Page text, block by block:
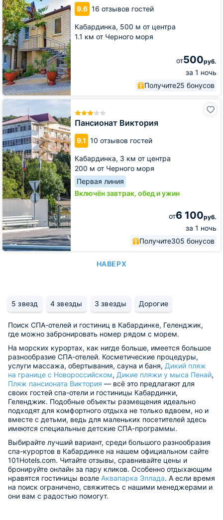
9.6 16 отзывов гостей
Кабардинка, 500 м от центра
1.1 км от Черного моря
от500руб.
за 1 ночь
Получите25 бонусов
LETTO
Пансионат Виктория
9.1 10 отзывов гостей
Кабардинка, 3 км от центра
200 м от Черного моря
Первая линия
Включён завтрак, обед и ужин
от6 100руб.
за 1 ночь
Получите305 бонусов
Пансионат
Виктория
НАВЕРХ
5 звезд 4 звезды 3 звезды Дорогие
Поиск СПА-отелей и гостиниц в Кабардинке, Геленджик,
где можно забронировать номер рядом с морем.
На морских курортах, как нигде больше, имеется большое
разнообразие СПА-отелей. Косметические процедуры,
услуги массажа, обертывания, сауна и баня, Дикий пляж
на границе с Новороссийском, Дикие пляжи у мыса Пенай,
Пляж пансионата Виктория — всё это предлагают для
своих гостей спа-отели и гостиницы Кабардинки,
Геленджик. Подобные объекты размещения идеально
подходят для комфортного отдыха не только вдвоем, но и
вместе с детьми, ведь для маленьких посетителей здесь
имеются специальные детские СПА-программы.
Выбирайте лучший вариант, среди большого разнообразия
спа-курортов в Кабардинке на нашем официальном сайте
101Hotels.com. Читайте отзывы, сравнивайте цены и
бронируйте онлайн за пару кликов. Особенно отдыхающим
нравятся гостиницы возле Аквапарка Эллада. А если время
на поиск ограничено, свяжитесь с нашими менеджерами и
они вам с радостью помогут.